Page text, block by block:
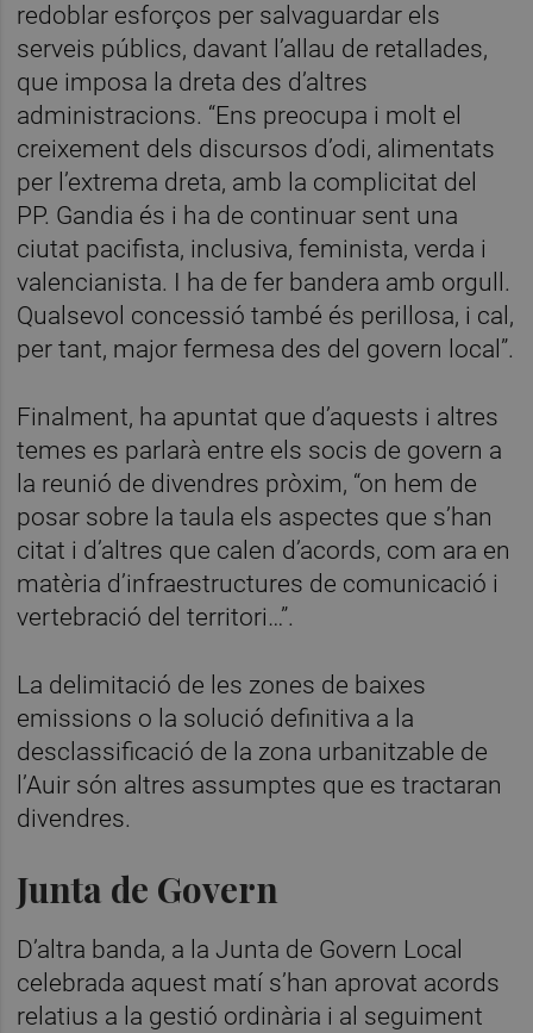
redoblar esforços per salvaguardar els
serveis públics, davant l’allau de retallades,
que imposa la dreta des d’altres
administracions. “Ens preocupa i molt el
creixement dels discursos d’odi, alimentats
per l’extrema dreta, amb la complicitat del
PP. Gandia és i ha de continuar sent una
ciutat pacifista, inclusiva, feminista, verda i
valencianista. I ha de fer bandera amb orgull.
Qualsevol concessió també és perillosa, i cal,
per tant, major fermesa des del govern local”.
Finalment, ha apuntat que d’aquests i altres
temes es parlarà entre els socis de govern a
la reunió de divendres pròxim, “on hem de
posar sobre la taula els aspectes que s’han
citat i d’altres que calen d’acords, com ara en
matèria d’infraestructures de comunicació i
vertebració del territori…”.
La delimitació de les zones de baixes
emissions o la solució definitiva a la
desclassificació de la zona urbanitzable de
l’Auir són altres assumptes que es tractaran
divendres.
Junta de Govern
D’altra banda, a la Junta de Govern Local
celebrada aquest matí s’han aprovat acords
relatius a la gestió ordinària i al seguiment